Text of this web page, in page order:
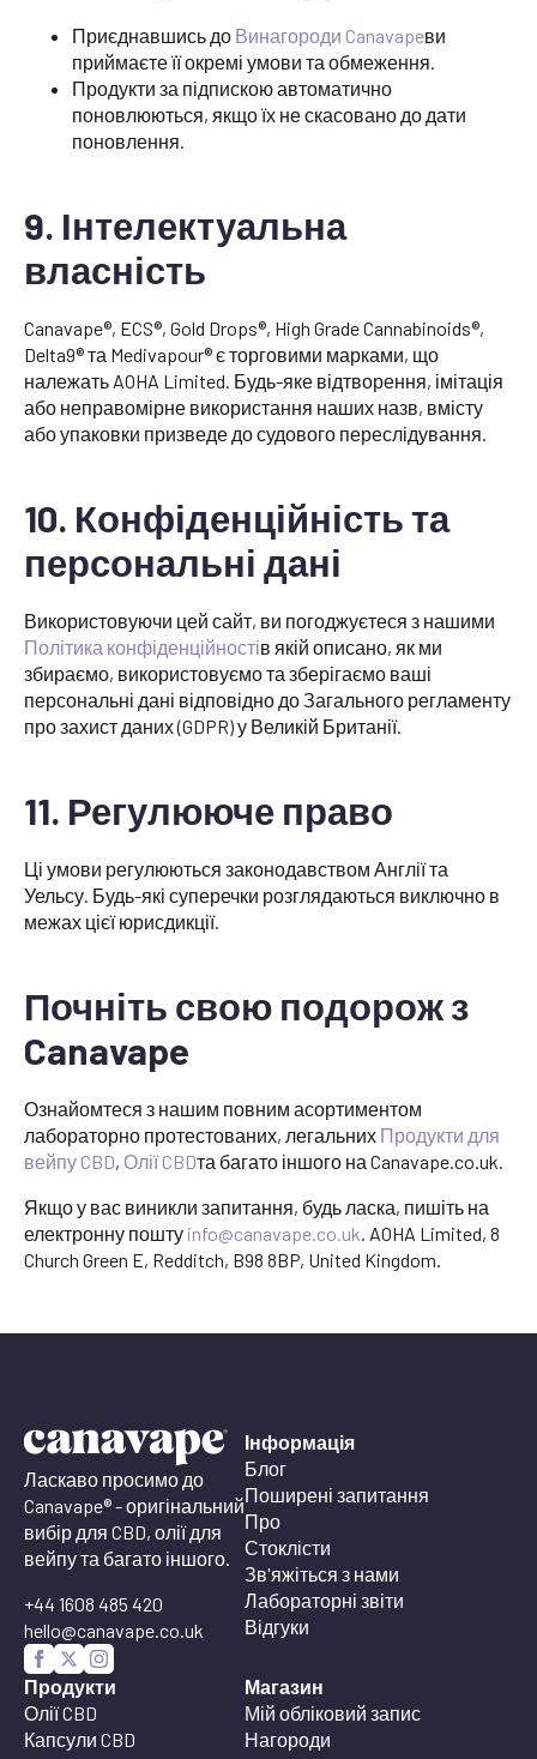
Приєднавшись до Винагороди Canavapeви
приймаєте її окремі умови та обмеження.
Продукти за підпискою автоматично
поновлюються, якщо їх не скасовано до дати
поновлення.
9. Інтелектуальна
власність
Canavape®, ECS®, Gold Drops®, High Grade Cannabinoids®,
Delta9® та Medivapour® є торговими марками, що
належать AOHA Limited. Будь-яке відтворення, імітація
або неправомірне використання наших назв, вмісту
або упаковки призведе до судового переслідування.
10. Конфіденційність та
персональні дані
Використовуючи цей сайт, ви погоджуєтеся з нашими
Політика конфіденційностів якій описано, як ми
збираємо, використовуємо та зберігаємо ваші
персональні дані відповідно до Загального регламенту
про захист даних (GDPR) у Великій Британії.
11. Регулююче право
Ці умови регулюються законодавством Англії та
Уельсу. Будь-які суперечки розглядаються виключно в
межах цієї юрисдикції.
Почніть свою подорож з
Canavape
Ознайомтеся з нашим повним асортиментом
лабораторно протестованих, легальних Продукти для
вейпу CBD, Олії CBDта багато іншого на Canavape.co.uk.
Якщо у вас виникли запитання, будь ласка, пишіть на
електронну пошту info@canavape.co.uk. AOHA Limited, 8
Church Green E, Redditch, B98 8BP, United Kingdom.
Ласкаво просимо до
Canavape® - оригінальний
вибір для CBD, олії для
вейпу та багато іншого.
+44 1608 485 420
hello@canavape.co.uk
Інформація
Блог
Поширені запитання
Про
Стоклісти
Зв'яжіться з нами
Лабораторні звіти
Відгуки
Продукти
Олії CBD
Капсули CBD
Магазин
Мій обліковий запис
Нагороди